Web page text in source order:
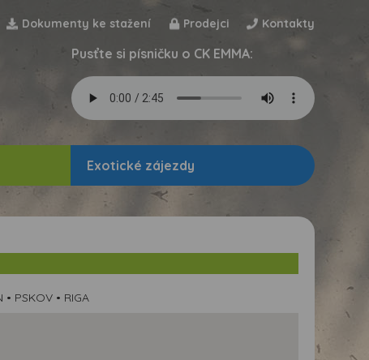
Dokumenty ke stažení Prodejci Kontakty
Pusťte si písničku o CK EMMA:
Exotické zájezdy
• PSKOV • RIGA